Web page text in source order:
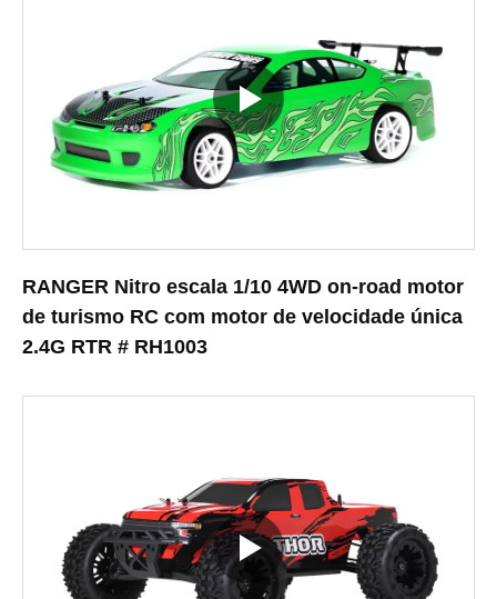
RANGER Nitro escala 1/10 4WD on-road motor
de turismo RC com motor de velocidade única
2.4G RTR # RH1003